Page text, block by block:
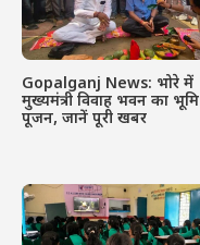
Gopalganj News: भोरे में
मुख्यमंत्री विवाह भवन का भूमि
पूजन, जानें पूरी खबर